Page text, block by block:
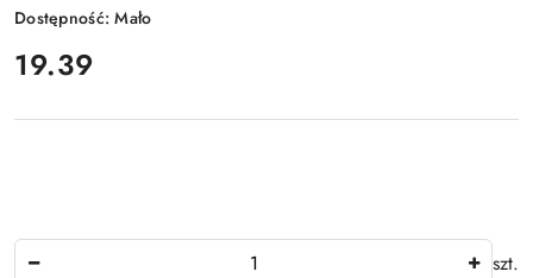
Dostępność:Mało
cena:
19.39
szt.